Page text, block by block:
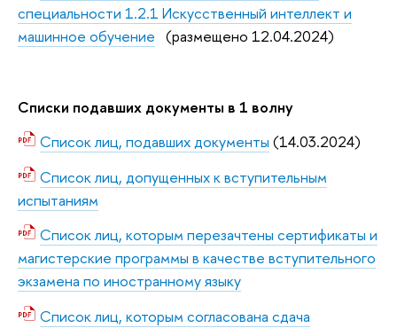
специальности 1.2.1 Искусственный интеллект и
машинное обучение (размещено 12.04.2024)
Списки подавших документы в 1 волну
Список лиц, подавших документы (14.03.2024)
Список лиц, допущенных к вступительным
испытаниям
Список лиц, которым перезачтены сертификаты и
магистерские программы в качестве вступительного
экзамена по иностранному языку
Список лиц, которым согласована сдача